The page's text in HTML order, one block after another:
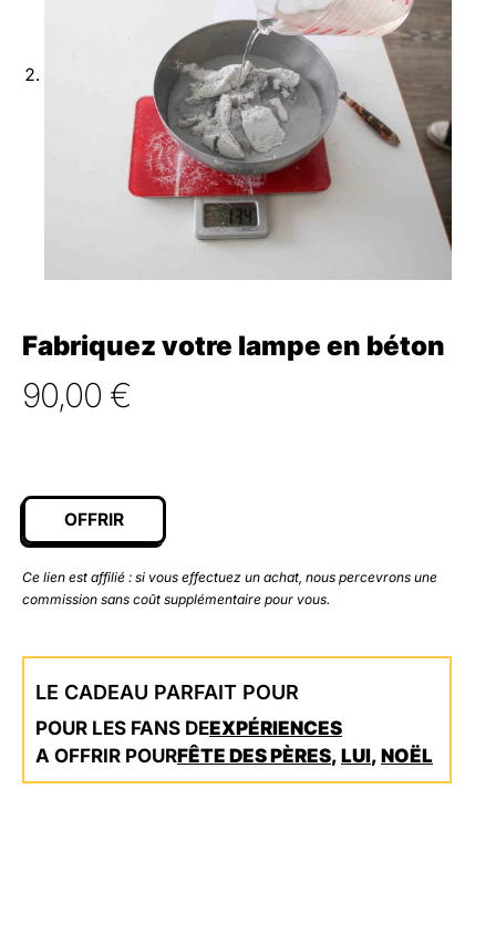
Fabriquez votre lampe en béton
90,00 €
OFFRIR
Ce lien est affilié : si vous effectuez un achat, nous percevrons une
commission sans coût supplémentaire pour vous.
LE CADEAU PARFAIT POUR
POUR LES FANS DEEXPÉRIENCES
A OFFRIR POURFÊTE DES PÈRES, LUI, NOËL